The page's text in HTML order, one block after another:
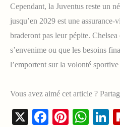
Cependant, la Juventus reste un
jusqu’en 2029 est une
braderont pas leur pépite.
s’envenime ou que les besoins
l’emportent sur la volonté
Vous avez aimé cet article ?
X Facebook